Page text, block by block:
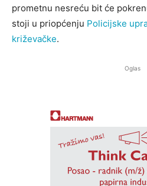
prometnu nesreću bit će
stoji u priopćenju Policijske
križevačke.
Oglas